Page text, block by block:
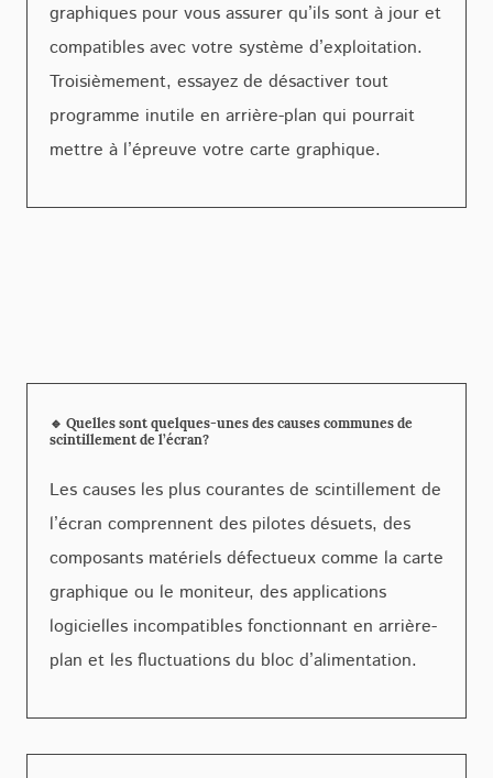
graphiques pour vous assurer qu’ils sont à jour et
compatibles avec votre système d’exploitation.
Troisièmement, essayez de désactiver tout
programme inutile en arrière-plan qui pourrait
mettre à l’épreuve votre carte graphique.
🔹 Quelles sont quelques-unes des causes communes de
scintillement de l’écran?
Les causes les plus courantes de scintillement de
l’écran comprennent des pilotes désuets, des
composants matériels défectueux comme la carte
graphique ou le moniteur, des applications
logicielles incompatibles fonctionnant en arrière-
plan et les fluctuations du bloc d’alimentation.